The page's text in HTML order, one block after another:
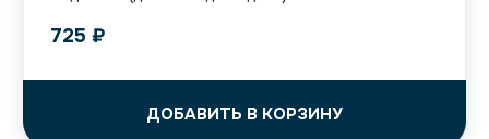
725 ₽
ДОБАВИТЬ В КОРЗИНУ